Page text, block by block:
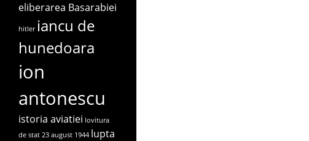
eliberarea Basarabiei
hitler iancu de
hunedoara
ion
antonescu
istoria aviatiei lovitura
de stat 23 august 1944 lupta